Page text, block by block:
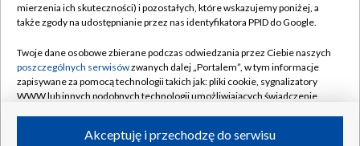
Naziemna Telewizja Cyfrowa
Rada Programowa
System NOS
Informacje o nadawcy
Program dla prasy
Pomoc
Kontakt
Kanały
mierzenia ich skuteczności) i pozostałych, które wskazujemy poniżej, a
także zgody na udostępnianie przez nas identyfikatora PPID do Google.
Twoje dane osobowe zbierane podczas odwiedzania przez Ciebie naszych
poszczególnych serwisówzwanych dalej „Portalem”, w tym informacje
zapisywane za pomocą technologii takich jak: pliki cookie, sygnalizatory
WWW lub innych podobnych technologii umożliwiających świadczenie
ruchu w Internecie.Akceptuję i przechodzę do serwisu